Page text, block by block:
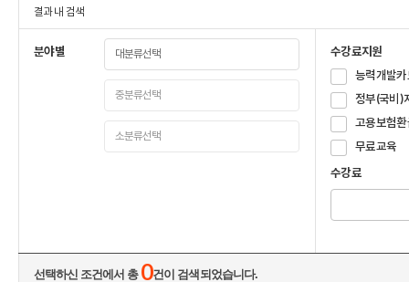
결과 내 검색
분야별
수강료지원
능력개발
정부(국비)
고용보험
무료교육
수강료
선택하신 조건에서 총 0건이 검색되었습니다.